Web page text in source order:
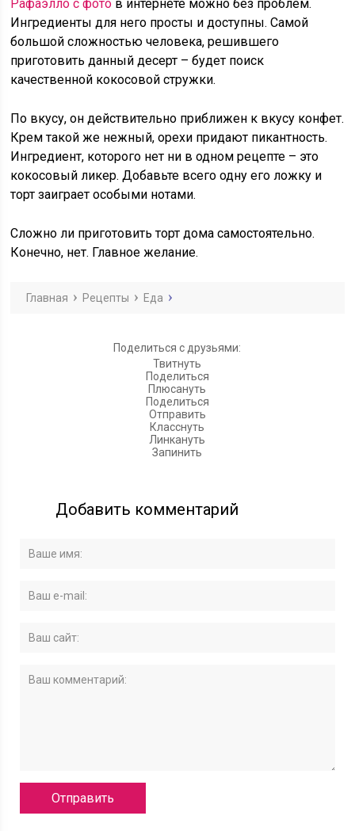
Рафаэлло с фото в интернете можно без проблем.
Ингредиенты для него просты и доступны. Самой
большой сложностью человека, решившего
приготовить данный десерт – будет поиск
качественной кокосовой стружки.
По вкусу, он действительно приближен к вкусу конфет.
Крем такой же нежный, орехи придают пикантность.
Ингредиент, которого нет ни в одном рецепте – это
кокосовый ликер. Добавьте всего одну его ложку и
торт заиграет особыми нотами.
Сложно ли приготовить торт дома самостоятельно.
Конечно, нет. Главное желание.
Главная Рецепты Еда
Поделиться с друзьями:
Твитнуть
Поделиться
Плюсануть
Поделиться
Отправить
Класснуть
Линкануть
Запинить
Добавить комментарий